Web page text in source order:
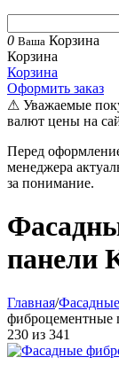
0 Ваша Корзина
Корзина
Корзина
Оформить заказ
⚠ Уважаемые
валют цены на
Перед
менеджера
за понимание.
панели
Главная/
фиброцементные
230 из 341